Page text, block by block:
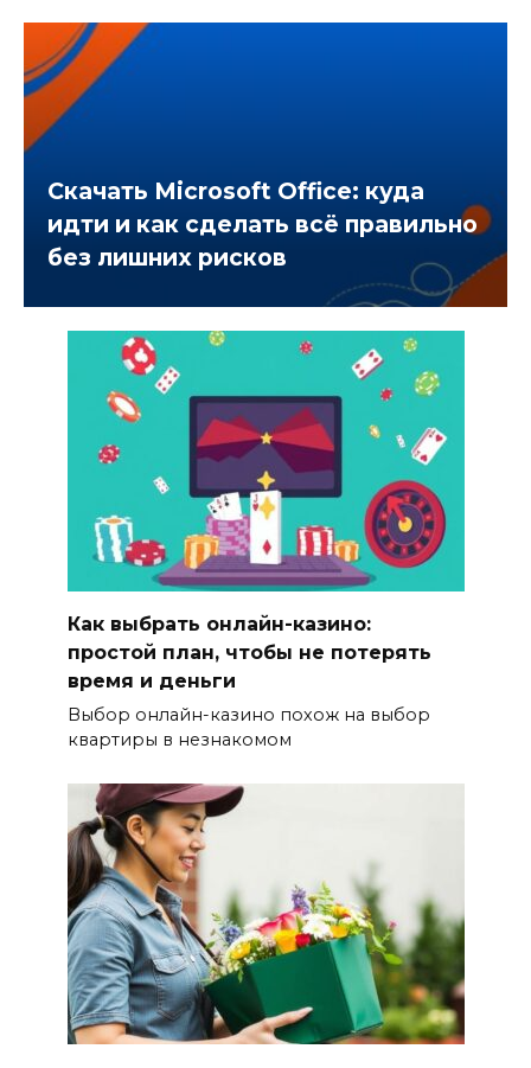
Скачать Microsoft Office: куда
идти и как сделать всё правильно
без лишних рисков
Как выбрать онлайн-казино:
простой план, чтобы не потерять
время и деньги
Выбор онлайн-казино похож на выбор
квартиры в незнакомом